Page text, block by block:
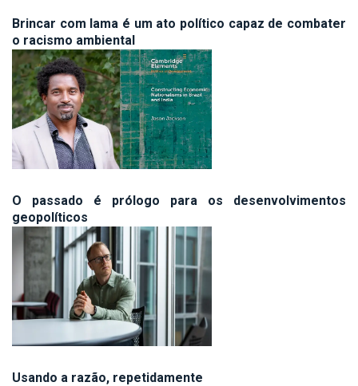
Brincar com lama é um ato político capaz de combater
o racismo ambiental
O passado é prólogo para os desenvolvimentos
geopolíticos
Usando a razão, repetidamente